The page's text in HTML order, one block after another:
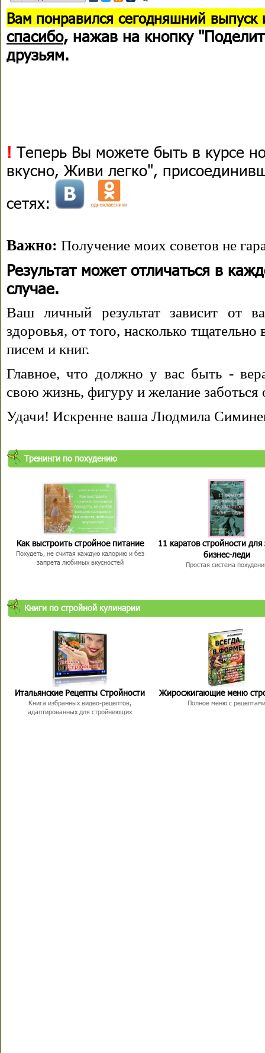
Вам понравился сегодняшний выпуск
спасибо, нажав на кнопку
друзьям.
! Теперь Вы можете быть в курсе
вкусно, Живи легко",
сетях:
Важно: Получение моих советов не
Результат может отличаться в
случае.
Ваш личный результат зависит от
здоровья, от того, насколько
писем и книг.
Главное, что должно у вас быть -
свою жизнь, фигуру и желание заботься
Удачи! Искренне ваша Людмила
Тренинги по похудению
Как выстроить стройное питание
Похудеть, не считая каждую калорию и без
запрета любимых вкусностей
11 каратов стройности для
бизнес-леди
Простая система
Книги по стройной кулинарии
Итальянские Рецепты Стройности
Книга избранных видео-рецептов,
адаптированных для стройнеющих
Жиросжигающие меню
Полное меню с рецептами